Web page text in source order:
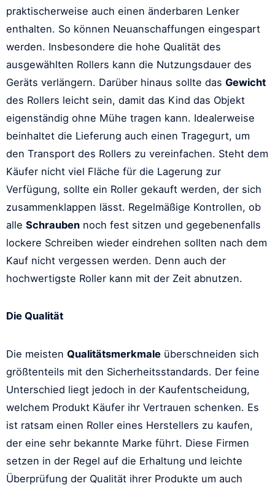
praktischerweise auch einen änderbaren Lenker
enthalten. So können Neuanschaffungen eingespart
werden. Insbesondere die hohe Qualität des
ausgewählten Rollers kann die Nutzungsdauer des
Geräts verlängern. Darüber hinaus sollte das Gewicht
des Rollers leicht sein, damit das Kind das Objekt
eigenständig ohne Mühe tragen kann. Idealerweise
beinhaltet die Lieferung auch einen Tragegurt, um
den Transport des Rollers zu vereinfachen. Steht dem
Käufer nicht viel Fläche für die Lagerung zur
Verfügung, sollte ein Roller gekauft werden, der sich
zusammenklappen lässt. Regelmäßige Kontrollen, ob
alle Schrauben noch fest sitzen und gegebenenfalls
lockere Schreiben wieder eindrehen sollten nach dem
Kauf nicht vergessen werden. Denn auch der
hochwertigste Roller kann mit der Zeit abnutzen.
Die Qualität
Die meisten Qualitätsmerkmale überschneiden sich
größtenteils mit den Sicherheitsstandards. Der feine
Unterschied liegt jedoch in der Kaufentscheidung,
welchem Produkt Käufer ihr Vertrauen schenken. Es
ist ratsam einen Roller eines Herstellers zu kaufen,
der eine sehr bekannte Marke führt. Diese Firmen
setzen in der Regel auf die Erhaltung und leichte
Überprüfung der Qualität ihrer Produkte um auch